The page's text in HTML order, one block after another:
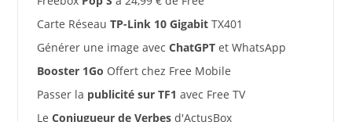
Carte Réseau TP-Link 10 GigabitTX401
Générer une image avec ChatGPTet WhatsApp
Booster 1Go Offert chez Free Mobile
Passer la publicité sur TF1 avec Free TV
Le Conjugueur de Verbesd'ActusBox